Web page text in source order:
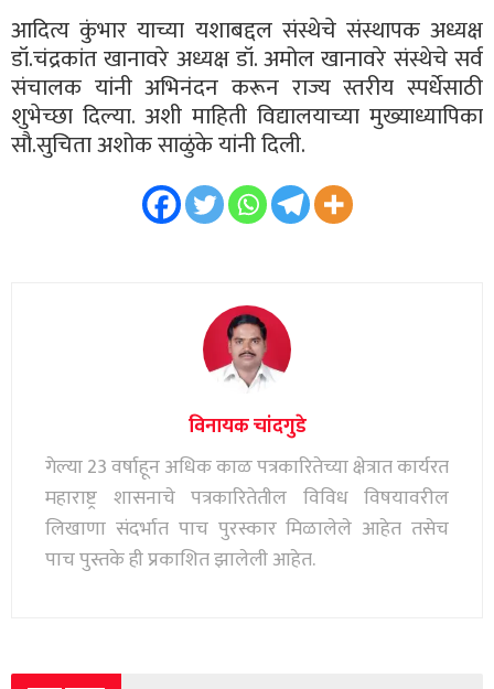
आदित्य कुंभार याच्या यशाबद्दल संस्थेचे संस्थापक अध्यक्ष
डॉ.चंद्रकांत खानावरे अध्यक्ष डॉ. अमोल खानावरे संस्थेचे सर्व
संचालक यांनी अभिनंदन करून राज्य स्तरीय स्पर्धेसाठी
शुभेच्छा दिल्या. अशी माहिती विद्यालयाच्या मुख्याध्यापिका
सौ.सुचिता अशोक साळुंके यांनी दिली.
विनायक चांदगुडे
गेल्या 23 वर्षाहून अधिक काळ पत्रकारितेच्या क्षेत्रात कार्यरत
महाराष्ट्र शासनाचे पत्रकारितेतील विविध विषयावरील
लिखाणा संदर्भात पाच पुरस्कार मिळालेले आहेत तसेच
पाच पुस्तके ही प्रकाशित झालेली आहेत.